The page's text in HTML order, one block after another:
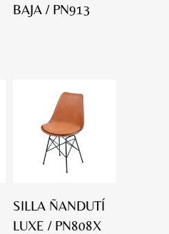
BAJA / PN913
SILLA ÑANDUTÍ
LUXE / PN808X